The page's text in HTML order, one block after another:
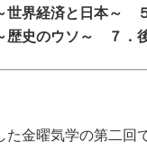
世界経済と日本～
歴史のウソ～ ７．
金曜気学の第二回